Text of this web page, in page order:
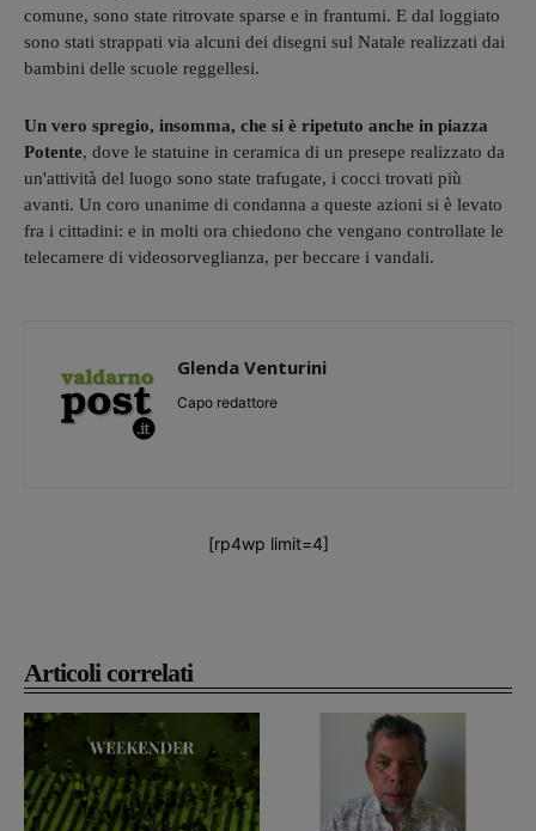
Articoli correlati
comune, sono state ritrovate sparse e in frantumi. E dal loggiato
sono stati strappati via alcuni dei disegni sul Natale realizzati dai
bambini delle scuole reggellesi.
Un vero spregio, insomma, che si è ripetuto anche in piazza
Potente, dove le statuine in ceramica di un presepe realizzato da
un'attività del luogo sono state trafugate, i cocci trovati più
avanti. Un coro unanime di condanna a queste azioni si è levato
fra i cittadini: e in molti ora chiedono che vengano controllate le
telecamere di videosorveglianza, per beccare i vandali.
Glenda Venturini
Capo redattore
[rp4wp limit=4]